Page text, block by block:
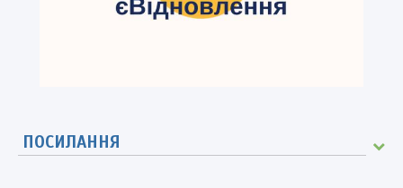
ПОСИЛАННЯ